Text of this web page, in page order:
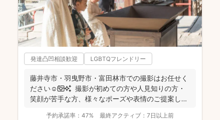
発達凸凹相談歓迎 LGBTQフレンドリー
藤井寺市・羽曳野市・富田林市での撮影はお任せく
ださい☺️📷✨ 撮影が初めての方や人見知りの方・
笑顔が苦手な方、様々なポーズや表情のご提案しま
予約承諾率： 47% 最終アクティブ： 7日以上前